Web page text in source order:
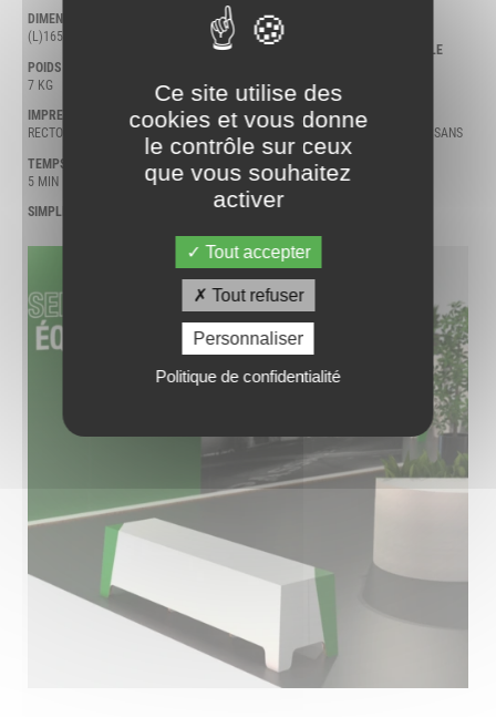
Ce site utilise des
cookies et vous donne
le contrôle sur ceux
que vous souhaitez
activer
Tout accepter
Tout refuser
Personnaliser
Politique de confidentialité
DIMENSIONS
(L)1650X (H)430X (P)400
POIDS
7 KG
IMPRESSION
RECTO
TEMPS DE MONTAGE
5 MIN
SIMPLICITÉ DE MONTAGE
5/5
NOMBRE DE PERSONNES POUR LE
1
OUTILS
SANS OUTILS / SANS COLLAGE / SANS
VIS
NOTICE DE MONTAGE
OUI